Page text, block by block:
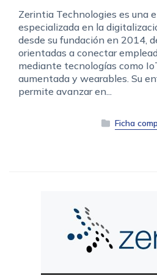
Zerintia Technologies es una
especializada en la
desde su fundación en 2014,
orientadas a conectar
mediante tecnologías como
aumentada y wearables. Su
permite avanzar en...
Ficha